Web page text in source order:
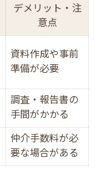
デメリット・注
意点
資料作成や事前
準備が必要
調査・報告書の
手間がかかる
仲介手数料が必
要な場合がある